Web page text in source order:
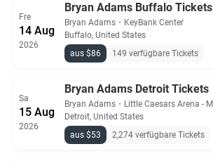
Fre
14 Aug
2026
Bryan Adams Buffalo Tickets
Bryan Adams ・ KeyBank Center
Buffalo, United States
aus $86
149 verfügbare Tickets
Sa
15 Aug
2026
Bryan Adams Detroit Tickets
Bryan Adams ・ Little Caesars Arena - MI
Detroit, United States
aus $53
2,274 verfügbare Tickets